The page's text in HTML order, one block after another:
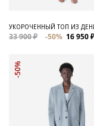
УКОРОЧЕННЫЙ ТОП ИЗ
33 900 ₽ -50% 16 950 ₽
-50%